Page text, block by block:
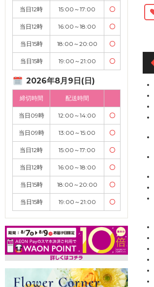
当日12時 15:00～17:00 〇
当日12時 16:00～18:00 〇
当日15時 18:00～20:00 〇
当日15時 19:00～21:00 〇
2026年8月9日(日)
締切時間 配送時間
当日09時 12:00～14:00 〇
当日09時 13:00～15:00 〇
当日12時 15:00～17:00 〇
当日12時 16:00～18:00 〇
当日15時 18:00～20:00 〇
当日15時 19:00～21:00 〇